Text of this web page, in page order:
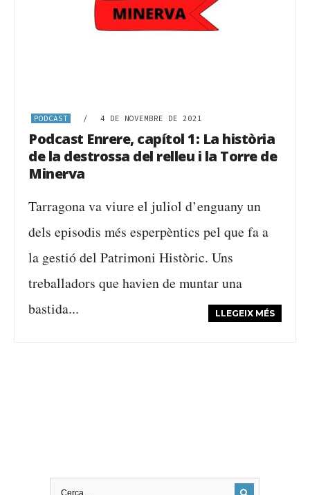
PODCAST / 4 DE NOVEMBRE DE 2021
Podcast Enrere, capítol 1: La història
de la destrossa del relleu i la Torre de
Minerva
Tarragona va viure el juliol d’enguany un
dels episodis més esperpèntics pel que fa a
la gestió del Patrimoni Històric. Uns
treballadors que havien de muntar una
bastida...
LLEGEIX MÉS